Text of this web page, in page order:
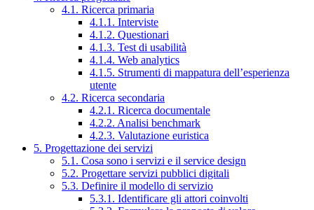
4.1. Ricerca primaria
4.1.1. Interviste
4.1.2. Questionari
4.1.3. Test di usabilità
4.1.4. Web analytics
4.1.5. Strumenti di mappatura dell’esperienza
utente
4.2. Ricerca secondaria
4.2.1. Ricerca documentale
4.2.2. Analisi benchmark
4.2.3. Valutazione euristica
5. Progettazione dei servizi
5.1. Cosa sono i servizi e il service design
5.2. Progettare servizi pubblici digitali
5.3. Definire il modello di servizio
5.3.1. Identificare gli attori coinvolti